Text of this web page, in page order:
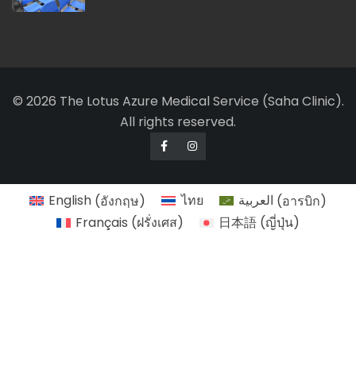
© 2026 The Lotus Azure Medical Service (Saha Clinic).
All rights reserved.
English (อังกฤษ) ไทย العربية (อารบิก)
Français (ฝรั่งเศส) 日本語 (ญี่ปุ่น)